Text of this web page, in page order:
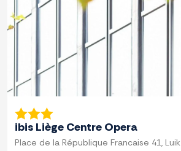
ibis Liège Centre Opera
Place de la République Francaise 41, Luik